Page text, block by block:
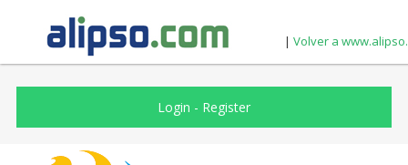
| Volver a
Login - Register